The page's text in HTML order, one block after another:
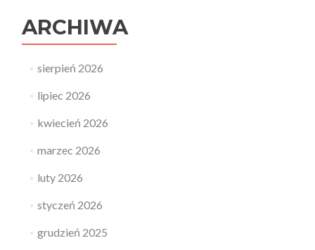
ARCHIWA
sierpień 2026
lipiec 2026
kwiecień 2026
marzec 2026
luty 2026
styczeń 2026
grudzień 2025